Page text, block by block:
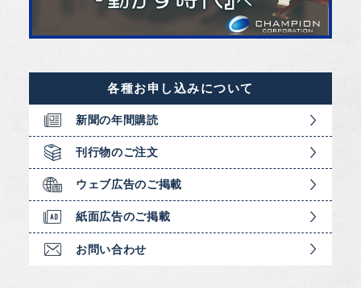
各種お申し込みについて
新聞の年間購読
刊行物のご注文
ウェブ広告のご掲載
紙面広告のご掲載
お問い合わせ